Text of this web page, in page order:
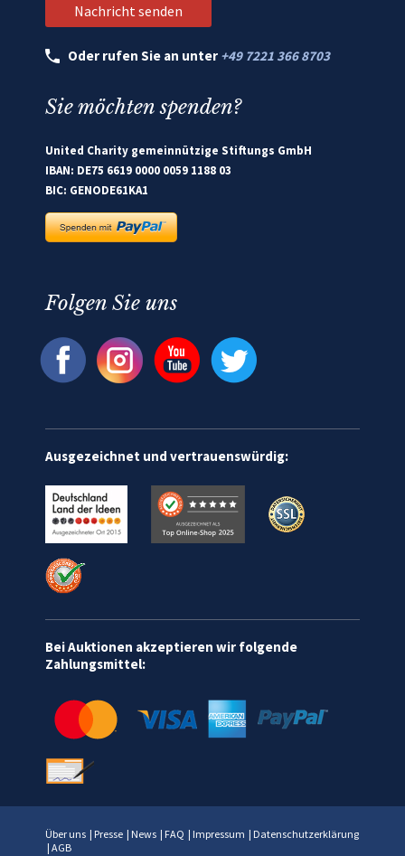
Oder rufen Sie an unter +49 7221 366 8703
Sie möchten spenden?
United Charity gemeinnützige Stiftungs GmbH
IBAN: DE75 6619 0000 0059 1188 03
BIC: GENODE61KA1
Folgen Sie uns
Ausgezeichnet und vertrauenswürdig:
Bei Auktionen akzeptieren wir folgende
Zahlungsmittel:
Über uns | Presse | News | FAQ | Impressum | Datenschutzerklärung
| AGB